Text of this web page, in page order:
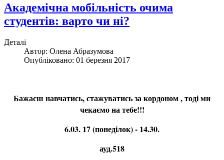
Академічна мобільність очима
студентів: варто чи ні?
Деталі
Автор: Олена Абразумова
Опубліковано: 01 березня 2017
Бажаєш навчатись, стажуватись за кордоном , тоді ми
чекаємо на тебе!!!
6.03. 17 (понеділок) - 14.30.
ауд.518